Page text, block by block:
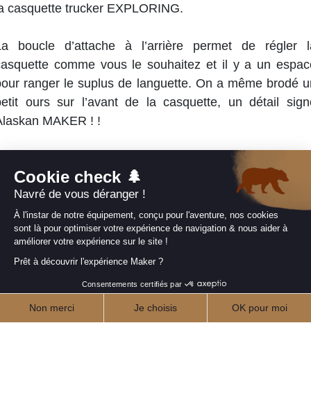
casquette trucker EXPLORING.
boucle d’attache à l’arrière permet de régler
comme vous le souhaitez et il y a un
ranger le suplus de languette. On a même brodé
ours sur l’avant de la casquette, un détail
MAKER ! !